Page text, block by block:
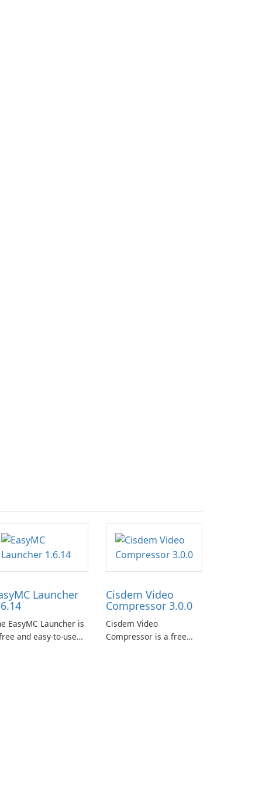
Launcher
EasyMC Launcher is
and easy-to-use
Cisdem Video
Compressor 3.0.0
Cisdem Video
Compressor is a free